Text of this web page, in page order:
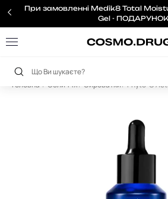
При замовленні Medik8 Total
Gel - ПОДАРУНОК
Головна Обличчя Сироватки Phyto-C